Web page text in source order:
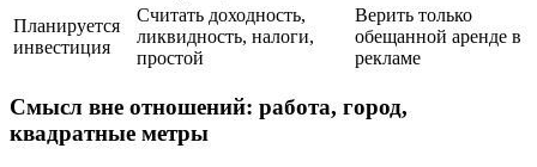
Планируется
инвестиция
Считать доходность,
ликвидность, налоги,
простой
Верить только
обещанной аренде в
рекламе
Смысл вне отношений: работа, город,
квадратные метры